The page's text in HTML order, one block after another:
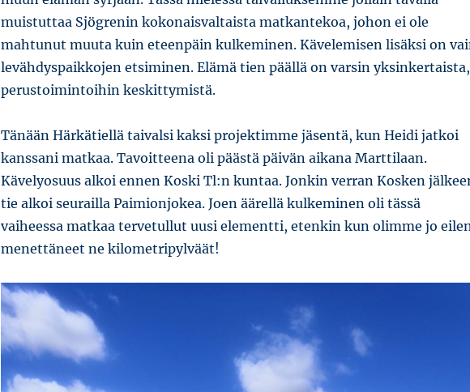
muistuttaa Sjögrenin kokonaisvaltaista matkantekoa, johon ei ole
mahtunut muuta kuin eteenpäin kulkeminen. Kävelemisen lisäksi on
levähdyspaikkojen etsiminen. Elämä tien päällä on varsin yksinkertaista,
perustoimintoihin keskittymistä.
Tänään Härkätiellä taivalsi kaksi projektimme jäsentä, kun Heidi jatkoi
kanssani matkaa. Tavoitteena oli päästä päivän aikana Marttilaan.
Kävelyosuus alkoi ennen Koski Tl:n kuntaa. Jonkin verran Kosken
tie alkoi seurailla Paimionjokea. Joen äärellä kulkeminen oli tässä
vaiheessa matkaa tervetullut uusi elementti, etenkin kun olimme jo eilen
menettäneet ne kilometripylväät!